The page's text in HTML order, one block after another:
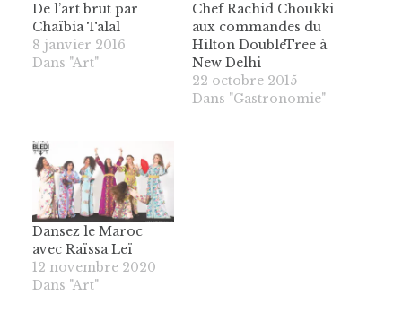
De l’art brut par
Chaïbia Talal
8 janvier 2016
Dans "Art"
Chef Rachid Choukki
aux commandes du
Hilton DoubleTree à
New Delhi
22 octobre 2015
Dans "Gastronomie"
Dansez le Maroc
avec Raïssa Leï
12 novembre 2020
Dans "Art"